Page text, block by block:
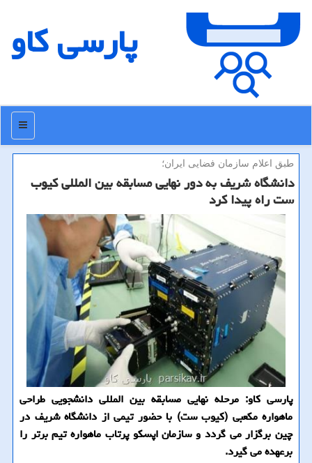
پارسی كاو
منو
طبق اعلام سازمان فضایی ایران؛
دانشگاه شریف به دور نهایی مسابقه بین المللی كیوب
ست راه پیدا كرد
پارسی كاو: مرحله نهایی مسابقه بین المللی دانشجویی طراحی
ماهواره مكعبی (كیوب ست) با حضور تیمی از دانشگاه شریف در
چین برگزار می گردد و سازمان اپسكو پرتاب ماهواره تیم برتر را
برعهده می گیرد.